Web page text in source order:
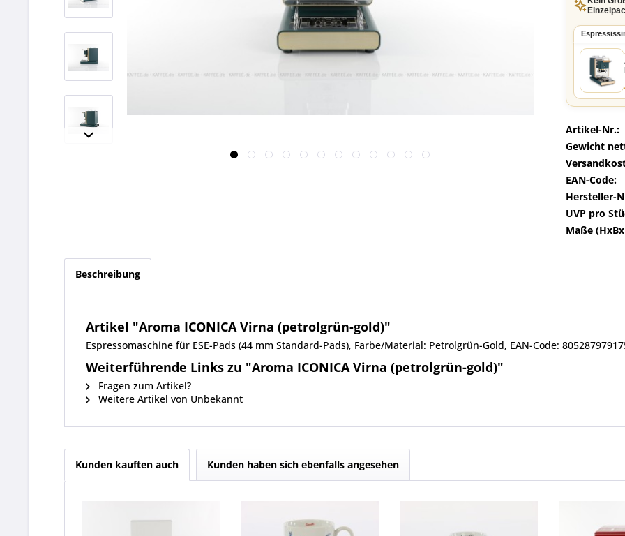
Artikel-Nr.:
Gewicht
EAN-Code:
Hersteller-
UVP pro
Maße
Beschreibung
Artikel "Aroma ICONICA Virna (petrolgrün-gold)"
Espressomaschine für ESE-Pads (44 mm Standard-Pads), Farbe/Material: Petrolgrün-Gold, EAN-Code:
Weiterführende Links zu "Aroma ICONICA Virna (petrolgrün-gold)"
Fragen zum Artikel?
Weitere Artikel von Unbekannt
Kunden kauften auch Kunden haben sich ebenfalls angesehen